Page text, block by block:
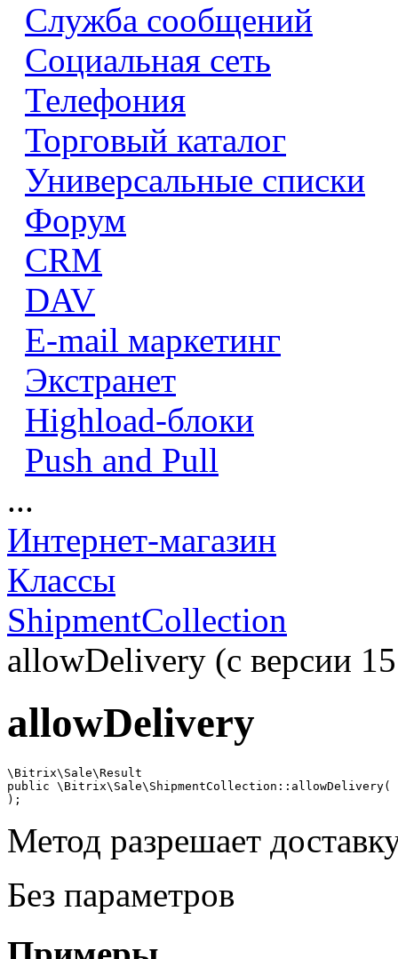
Служба сообщений
Социальная сеть
Телефония
Торговый каталог
Универсальные списки
Форум
CRM
DAV
E-mail маркетинг
Экстранет
Highload-блоки
Push and Pull
...
Интернет-магазин
Классы
ShipmentCollection
allowDelivery (с версии
allowDelivery
\Bitrix\Sale\Result
public \Bitrix\Sale\ShipmentCollection::allowDelivery(
);
Метод разрешает
Без параметров